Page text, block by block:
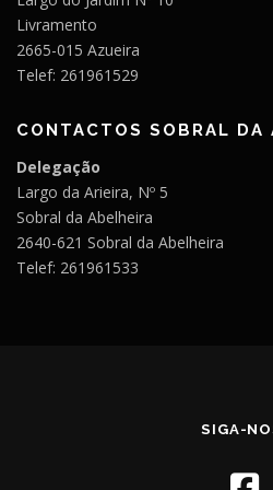
Livramento
2665-015 Azueira
Telef: 261961529
CONTACTOS SOBRAL DA
Delegação
Largo da Arieira, Nº 5
Sobral da Abelheira
2640-621 Sobral da Abelheira
Telef: 261961533
SIGA-